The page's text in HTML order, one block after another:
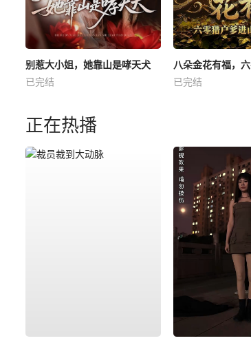
别惹大小姐，她靠山是哮天犬
已完结
已完结
正在热播